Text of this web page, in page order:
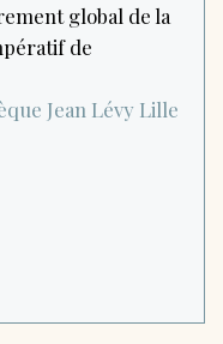
global de la
de
Jean Lévy Lille